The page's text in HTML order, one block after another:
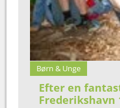
Børn & Unge
Efter en